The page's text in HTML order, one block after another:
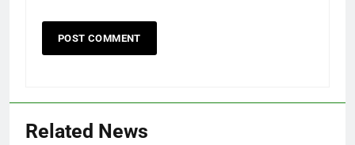
Related News